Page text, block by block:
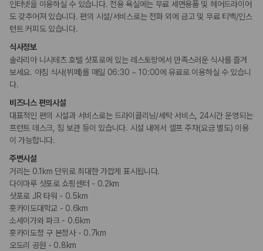
인터넷을 이용하실 수 있습니다. 전용 욕실에는 무료 세면용품 및 헤어드라이어
도 갖추어져 있습니다. 편의 시설/서비스로는 전화 외에 금고 및 무료 티백/인스
턴트 커피도 있습니다.
식사정보
솔라리아 니시테츠 호텔 삿포로에 있는 레스토랑에서 만족스러운 식사를 즐겨
보세요. 아침 식사(뷔페)를 매일 06:30 ~ 10:00에 유료로 이용하실 수 있습니
다.
비즈니스 편의시설
대표적인 편의 시설과 서비스로는 드라이클리닝/세탁 서비스, 24시간 운영되는
프런트 데스크, 짐 보관 등이 있습니다. 시설 내에서 셀프 주차(요금 별도) 이용
이 가능합니다.
주변시설
거리는 0.1km 단위로 최대한 가깝게 표시됩니다.
다이마루 삿포로 쇼핑센터 - 0.2km
삿포로 JR 타워 - 0.5km
홋카이도대학교 - 0.6km
소세이가와 파크 - 0.6km
홋카이도청 구 본청사 - 0.7km
오도리 공원 - 0.8km